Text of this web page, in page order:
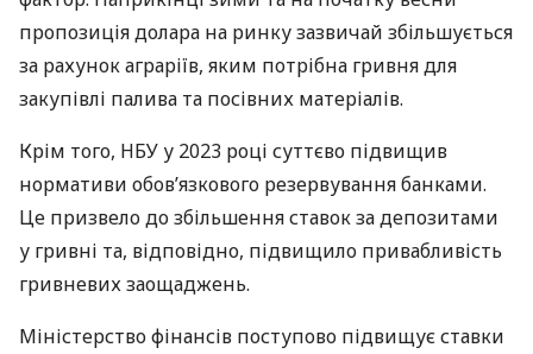
пропозиція долара на ринку зазвичай збільшується
за рахунок аграріїв, яким потрібна гривня для
закупівлі палива та посівних матеріалів.
Крім того, НБУ у 2023 році суттєво підвищив
нормативи обов’язкового резервування банками.
Це призвело до збільшення ставок за депозитами
у гривні та, відповідно, підвищило привабливість
гривневих заощаджень.
Міністерство фінансів поступово підвищує ставки